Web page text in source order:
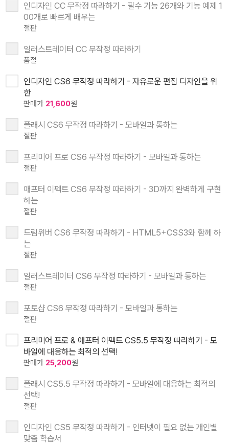
인디자인 CC 무작정 따라하기 - 필수 기능 26개와 기능 예제 1
00개로 빠르게 배우는
절판
일러스트레이터 CC 무작정 따라하기
품절
인디자인 CS6 무작정 따라하기 - 자유로운 편집 디자인을 위
한
판매가 21,600원
플래시 CS6 무작정 따라하기 - 모바일과 통하는
절판
프리미어 프로 CS6 무작정 따라하기 - 모바일과 통하는
절판
애프터 이펙트 CS6 무작정 따라하기 - 3D까지 완벽하게 구현
하는
절판
드림위버 CS6 무작정 따라하기 - HTML5+CSS3와 함께 하
는
절판
일러스트레이터 CS6 무작정 따라하기 - 모바일과 통하는
절판
포토샵 CS6 무작정 따라하기 - 모바일과 통하는
절판
프리미어 프로 & 애프터 이펙트 CS5.5 무작정 따라하기 - 모
바일에 대응하는 최적의 선택!
판매가 25,200원
플래시 CS5.5 무작정 따라하기 - 모바일에 대응하는 최적의
선택!
절판
인디자인 CS5 무작정 따라하기 - 인터넷이 필요 없는 개인별
맞춤 학습서